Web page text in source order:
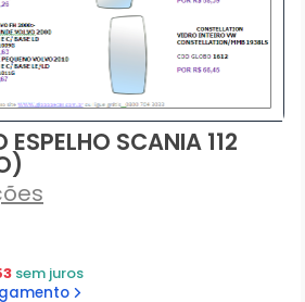
SCANIA 112
sem juros